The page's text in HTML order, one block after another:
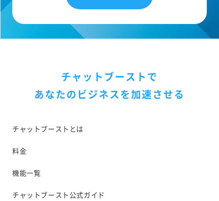
チャットブーストで
あなたのビジネスを加速させる
チャットブーストとは
料金
機能一覧
チャットブースト公式ガイド